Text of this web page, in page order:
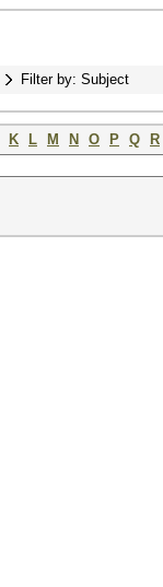
Filter by: Subject
K L M N O P Q
R